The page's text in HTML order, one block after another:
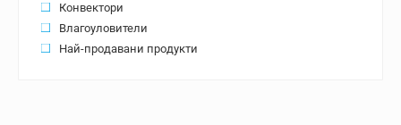
Конвектори
Влагоуловители
Най-продавани продукти